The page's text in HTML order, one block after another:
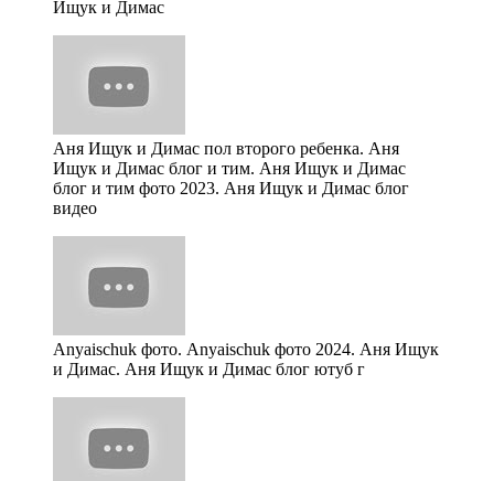
Ищук и Димас
Аня Ищук и Димас пол второго ребенка. Аня
Ищук и Димас блог и тим. Аня Ищук и Димас
блог и тим фото 2023. Аня Ищук и Димас блог
видео
Anyaischuk фото. Anyaischuk фото 2024. Аня Ищук
и Димас. Аня Ищук и Димас блог ютуб г